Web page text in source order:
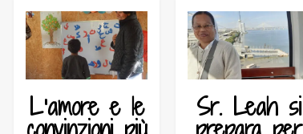
L’amore e le Sr. Leah si